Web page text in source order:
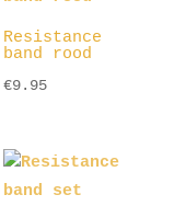
Resistance
band rood
€9.95